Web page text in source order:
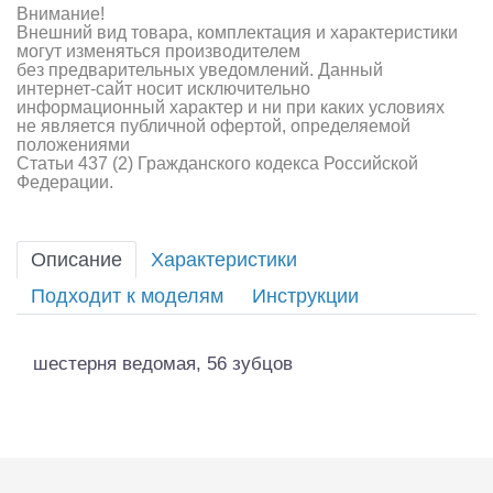
Внимание!
Внешний вид товара, комплектация и характеристики
могут изменяться производителем
без предварительных уведомлений. Данный
интернет-сайт носит исключительно
информационный характер и ни при каких условиях
не является публичной офертой, определяемой
положениями
Статьи 437 (2) Гражданского кодекса Российской
Федерации.
Описание
Характеристики
Подходит к моделям
Инструкции
шестерня ведомая, 56 зубцов